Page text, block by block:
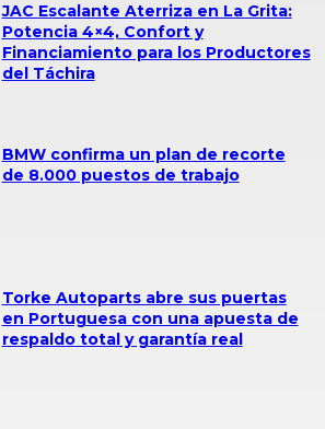
JAC Escalante Aterriza en La Grita:
Potencia 4×4, Confort y
Financiamiento para los Productores
del Táchira
BMW confirma un plan de recorte
de 8.000 puestos de trabajo
Torke Autoparts abre sus puertas
en Portuguesa con una apuesta de
respaldo total y garantía real